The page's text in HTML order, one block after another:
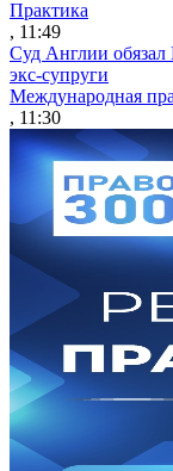
Практика
, 11:49
Суд Англии
экс-супруги
Международная
, 11:30